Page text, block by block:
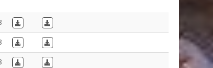
Download in FrenchDownload in Dutch
Download in FrenchDownload in Dutch
Download in FrenchDownload in Dutch